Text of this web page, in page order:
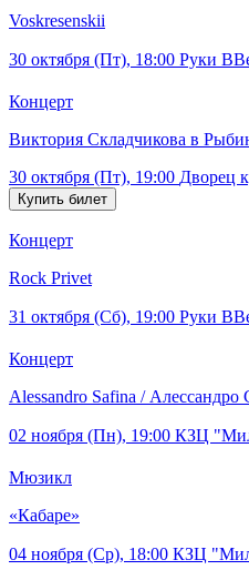
Voskresenskii
30 октября (Пт), 18:00 Руки
Концерт
Виктория Складчикова в
30 октября (Пт), 19:00 Дворец
Концерт
Rock Privet
31 октября (Сб), 19:00 Руки
Концерт
Alessandro Safina / Алессандро
02 ноября (Пн), 19:00 КЗЦ
Мюзикл
«Кабаре»
04 ноября (Ср), 18:00 КЗЦ